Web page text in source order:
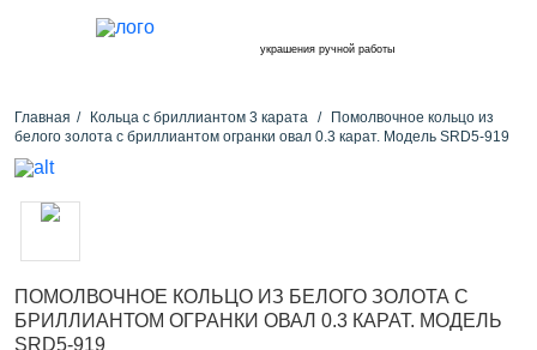
украшения ручной работы
Главная Кольца с бриллиантом 3 карата
Помолвочное кольцо из
белого золота с бриллиантом огранки овал 0.3 карат. Модель SRD5-919
ПОМОЛВОЧНОЕ КОЛЬЦО ИЗ БЕЛОГО ЗОЛОТА С
БРИЛЛИАНТОМ ОГРАНКИ ОВАЛ 0.3 КАРАТ. МОДЕЛЬ
SRD5-919